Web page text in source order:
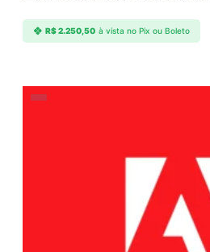
R$2.250,50 à vista no Pix ou Boleto